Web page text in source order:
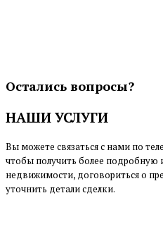
Остались вопросы?
НАШИ УСЛУГИ
Вы можете связаться с нами по
чтобы получить более
недвижимости, договориться о
уточнить детали сделки.